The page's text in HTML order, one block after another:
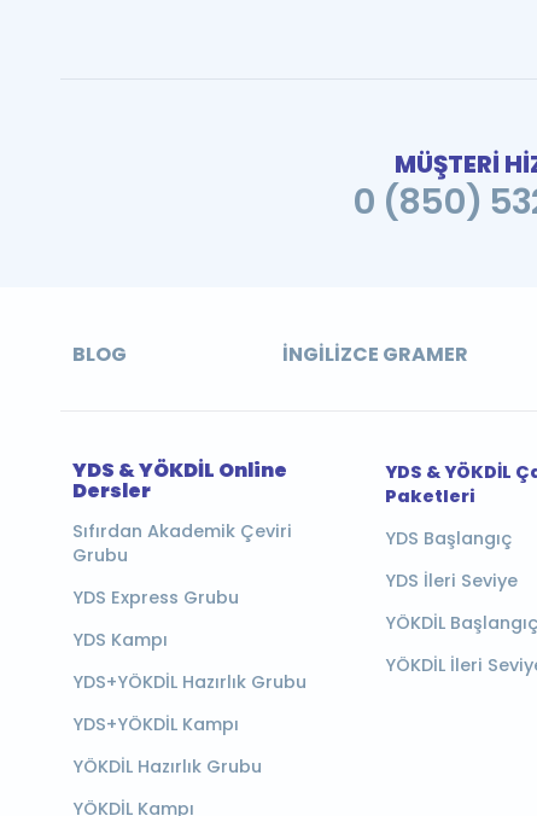
MÜŞTERİ
0 (850)
BLOG İNGILIZCE GRAMER
YDS & YÖKDİL Online
Dersler
Sıfırdan Akademik Çeviri
Grubu
YDS Express Grubu
YDS Kampı
YDS+YÖKDİL Hazırlık Grubu
YDS+YÖKDİL Kampı
YÖKDİL Hazırlık Grubu
YÖKDİL Kampı
YDS & YÖKDİL
Paketleri
YDS Başlangıç
YDS İleri Seviye
YÖKDİL Başlangıç
YÖKDİL İleri